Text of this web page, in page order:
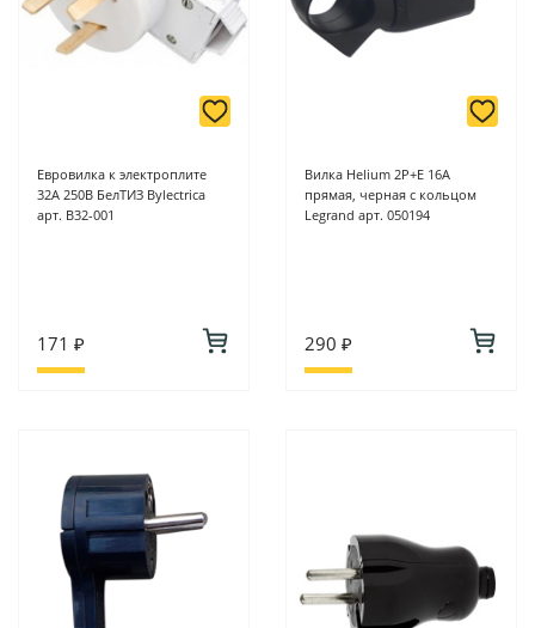
Евровилка к электроплите
32А 250В БелТИЗ Bylectrica
арт. В32-001
171 ₽
Вилка Helium 2Р+E 16А
прямая, черная с кольцом
Legrand арт. 050194
290 ₽